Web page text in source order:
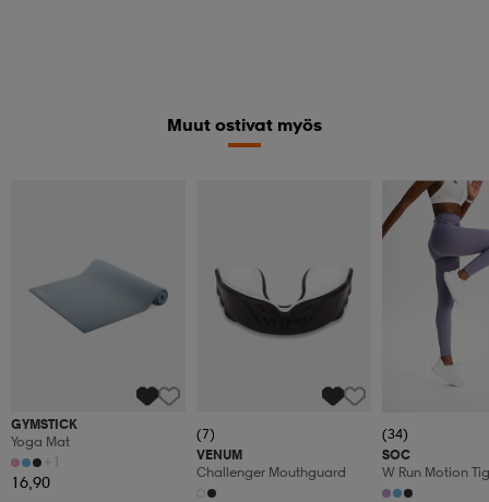
Muut ostivat myös
GYMSTICK
Yoga Mat
+1
16,90
(7)
VENUM
Challenger Mouthguard
(34)
SOC
W Run Motion